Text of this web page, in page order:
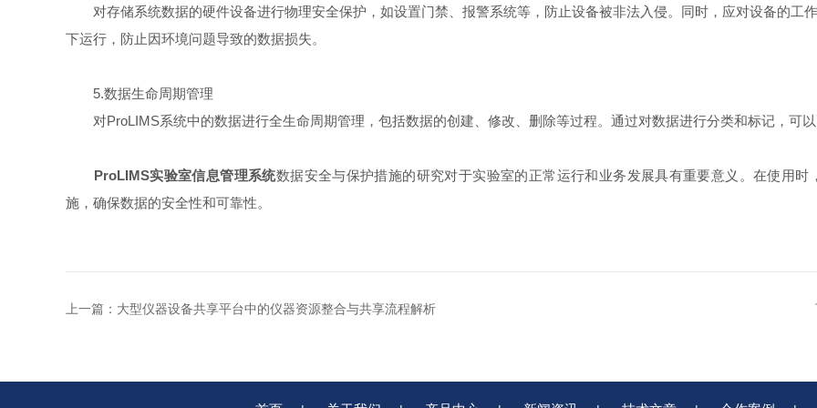
对存储系统数据的硬件设备进行物理安全保护，如设置门禁、报警系统等，防止设备被非法入侵。同时，应对设备的工
下运行，防止因环境问题导致的数据损失。
5.数据生命周期管理
对ProLIMS系统中的数据进行全生命周期管理，包括数据的创建、修改、删除等过程。通过对数据进行分类和标记，可
ProLIMS实验室信息管理系统数据安全与保护措施的研究对于实验室的正常运行和业务发展具有重要意义。在使用
施，确保数据的安全性和可靠性。
上一篇： 大型仪器设备共享平台中的仪器资源整合与共享流程解析